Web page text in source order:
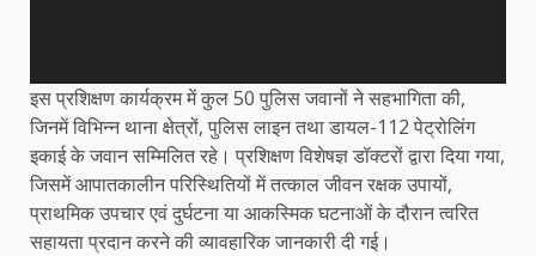
इस प्रशिक्षण कार्यक्रम में कुल 50 पुलिस जवानों ने सहभागिता की,
जिनमें विभिन्न थाना क्षेत्रों, पुलिस लाइन तथा डायल-112 पेट्रोलिंग
इकाई के जवान सम्मिलित रहे। प्रशिक्षण विशेषज्ञ डॉक्टरों द्वारा दिया गया,
जिसमें आपातकालीन परिस्थितियों में तत्काल जीवन रक्षक उपायों,
प्राथमिक उपचार एवं दुर्घटना या आकस्मिक घटनाओं के दौरान त्वरित
सहायता प्रदान करने की व्यावहारिक जानकारी दी गई।